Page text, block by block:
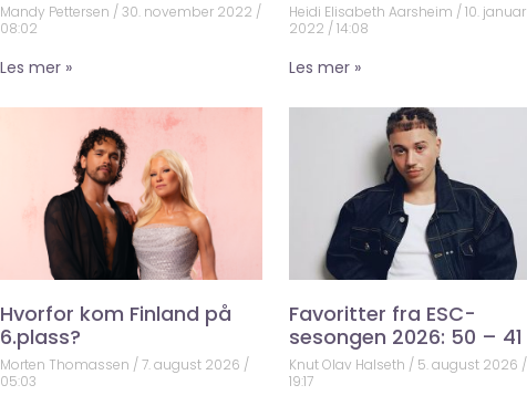
Mandy Pettersen
30. november 2022
08:02
Les mer »
Heidi Elisabeth Aarsheim 10. januar
2022 14:08
Les mer »
Hvorfor kom Finland på
6.plass?
Morten Thomassen
7. august 2026
05:03
Favoritter fra ESC-
sesongen 2026: 50 – 41
Knut Olav Halseth 5. august 2026
19:17